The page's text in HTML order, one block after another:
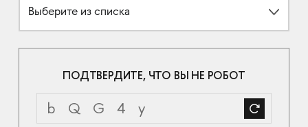
Выберите из списка
ПОДТВЕРДИТЕ, ЧТО ВЫ НЕ РОБОТ